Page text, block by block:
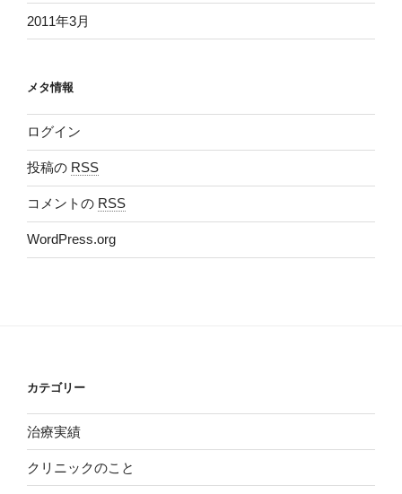
2011年3月
メタ情報
ログイン
投稿の RSS
コメントの RSS
WordPress.org
カテゴリー
治療実績
クリニックのこと